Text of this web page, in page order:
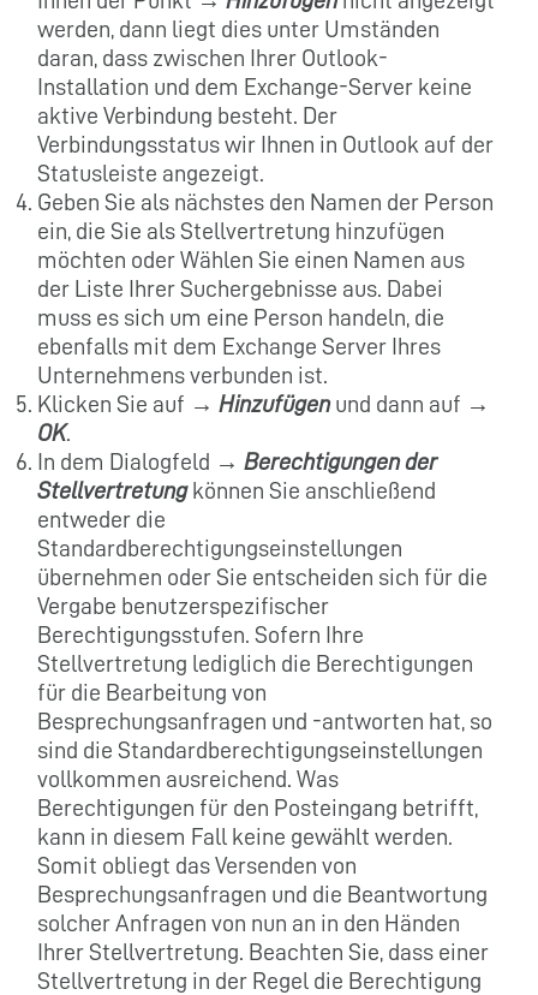
werden, dann liegt dies unter Umständen
daran, dass zwischen Ihrer Outlook-
Installation und dem Exchange-Server keine
aktive Verbindung besteht. Der
Verbindungsstatus wir Ihnen in Outlook auf der
Statusleiste angezeigt.
Geben Sie als nächstes den Namen der Person
ein, die Sie als Stellvertretung hinzufügen
möchten oder Wählen Sie einen Namen aus
der Liste Ihrer Suchergebnisse aus. Dabei
muss es sich um eine Person handeln, die
ebenfalls mit dem Exchange Server Ihres
Unternehmens verbunden ist.
Klicken Sie auf → Hinzufügen und dann auf →
OK.
In dem Dialogfeld → Berechtigungen der
Stellvertretungkönnen Sie anschließend
entweder die
Standardberechtigungseinstellungen
übernehmen oder Sie entscheiden sich für die
Vergabe benutzerspezifischer
Berechtigungsstufen. Sofern Ihre
Stellvertretung lediglich die Berechtigungen
für die Bearbeitung von
Besprechungsanfragen und -antworten hat, so
sind die Standardberechtigungseinstellungen
vollkommen ausreichend. Was
Berechtigungen für den Posteingang betrifft,
kann in diesem Fall keine gewählt werden.
Somit obliegt das Versenden von
Besprechungsanfragen und die Beantwortung
solcher Anfragen von nun an in den Händen
Ihrer Stellvertretung. Beachten Sie, dass einer
Stellvertretung in der Regel die Berechtigung